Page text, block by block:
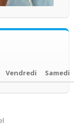
Vendredi Samedi